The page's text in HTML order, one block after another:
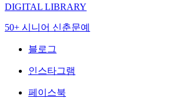
DIGITAL LIBRARY
50+ 시니어 신춘문예
블로그
인스타그램
페이스북